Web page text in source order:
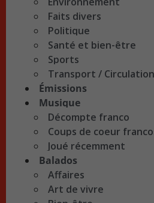
Faits divers
Politique
Santé et bien-être
Sports
Transport / Circulation
Émissions
Musique
Décompte franco
Coups de coeur
Joué récemment
Balados
Affaires
Art de vivre